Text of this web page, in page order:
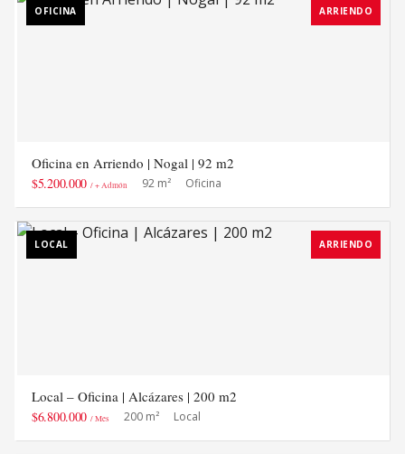
OFICINA ARRIENDO
Oficina en Arriendo | Nogal | 92 m2
$5.200.000 / + Admón 92 m² Oficina
LOCAL ARRIENDO
Local – Oficina | Alcázares | 200 m2
$6.800.000 / Mes 200 m² Local